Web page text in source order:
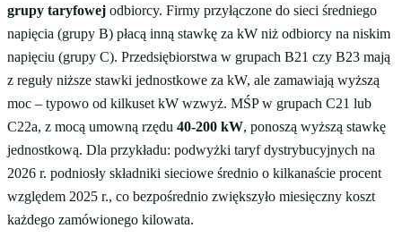
grupy taryfowej odbiorcy. Firmy przyłączone do sieci średniego
napięcia (grupy B) płacą inną stawkę za kW niż odbiorcy na niskim
napięciu (grupy C). Przedsiębiorstwa w grupach B21 czy B23 mają
z reguły niższe stawki jednostkowe za kW, ale zamawiają wyższą
moc – typowo od kilkuset kW wzwyż. MŚP w grupach C21 lub
C22a, z mocą umowną rzędu 40-200 kW, ponoszą wyższą stawkę
jednostkową. Dla przykładu: podwyżki taryf dystrybucyjnych na
2026 r. podniosły składniki sieciowe średnio o kilkanaście procent
względem 2025 r., co bezpośrednio zwiększyło miesięczny koszt
każdego zamówionego kilowata.